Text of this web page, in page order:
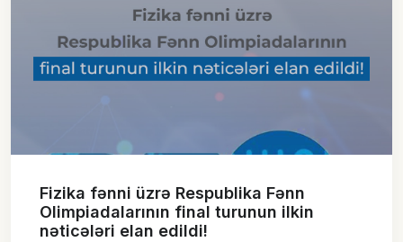
Fizika fənni üzrə Respublika Fənn
Olimpiadalarının final turunun ilkin
nəticələri elan edildi!